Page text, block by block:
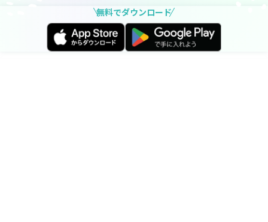
無料でダウンロード